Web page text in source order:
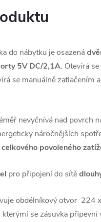
do nábytku je osazená
5V DC/2,1A. Otevírá
se manuálně zatlačením
nevyčnívá nad povrch
náročnějších
povoleného
pro připojení do sítě
obdélníkový otvor 224
se zásuvka připevní